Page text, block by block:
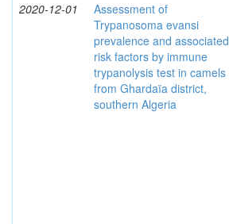
2020-12-01
Assessment of
Trypanosoma evansi
prevalence and associated
risk factors by immune
trypanolysis test in camels
from Ghardaïa district,
southern Algeria